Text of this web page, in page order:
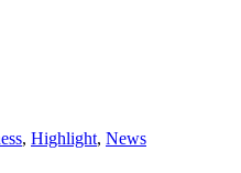
, Highlight, News